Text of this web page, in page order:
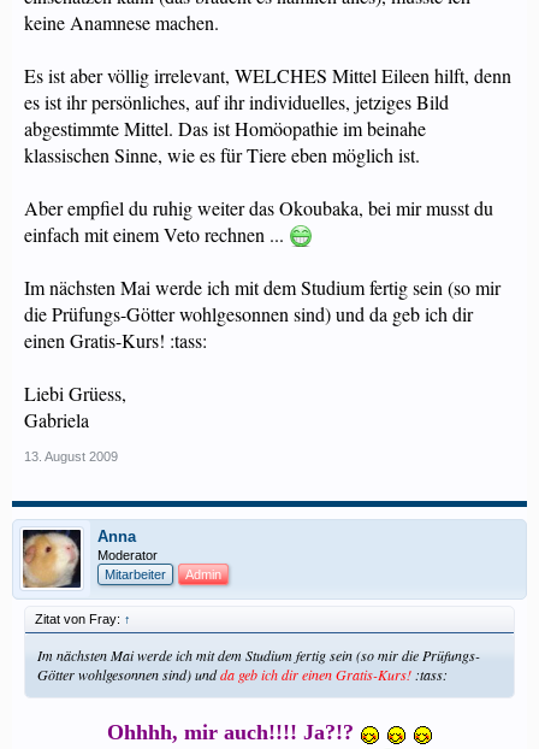
keine Anamnese machen.
Es ist aber völlig irrelevant, WELCHES Mittel Eileen hilft, denn
es ist ihr persönliches, auf ihr individuelles, jetziges Bild
abgestimmte Mittel. Das ist Homöopathie im beinahe
klassischen Sinne, wie es für Tiere eben möglich ist.
Aber empfiel du ruhig weiter das Okoubaka, bei mir musst du
einfach mit einem Veto rechnen ...
Im nächsten Mai werde ich mit dem Studium fertig sein (so mir
die Prüfungs-Götter wohlgesonnen sind) und da geb ich dir
einen Gratis-Kurs! :tass:
Liebi Grüess,
Gabriela
13. August 2009
Anna
Moderator
Mitarbeiter
Admin
Zitat von Fray: ↑
Im nächsten Mai werde ich mit dem Studium fertig sein (so mir die Prüfungs-
Götter wohlgesonnen sind) undda geb ich dir einen Gratis-Kurs! :tass:
Ohhhh, mir auch!!!! Ja?!?